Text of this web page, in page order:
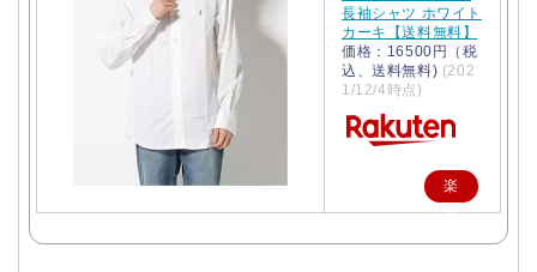
長袖シャツ ホワイト
カーキ【送料無料】
価格：16500円（税
込、送料無料) (202
1/12/4時点)
楽
天